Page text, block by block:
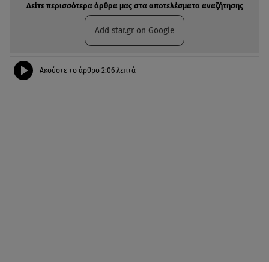
Δείτε περισσότερα άρθρα μας στα αποτελέσματα αναζήτησης
Add star.gr on Google
Ακούστε το άρθρο 2:06 λεπτά